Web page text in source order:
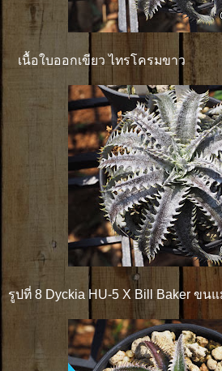
เนื้อใบออกเขียว ไทรโครมขาว
รูปที่ 8 Dyckia HU-5 X Bill Baker ขนแ